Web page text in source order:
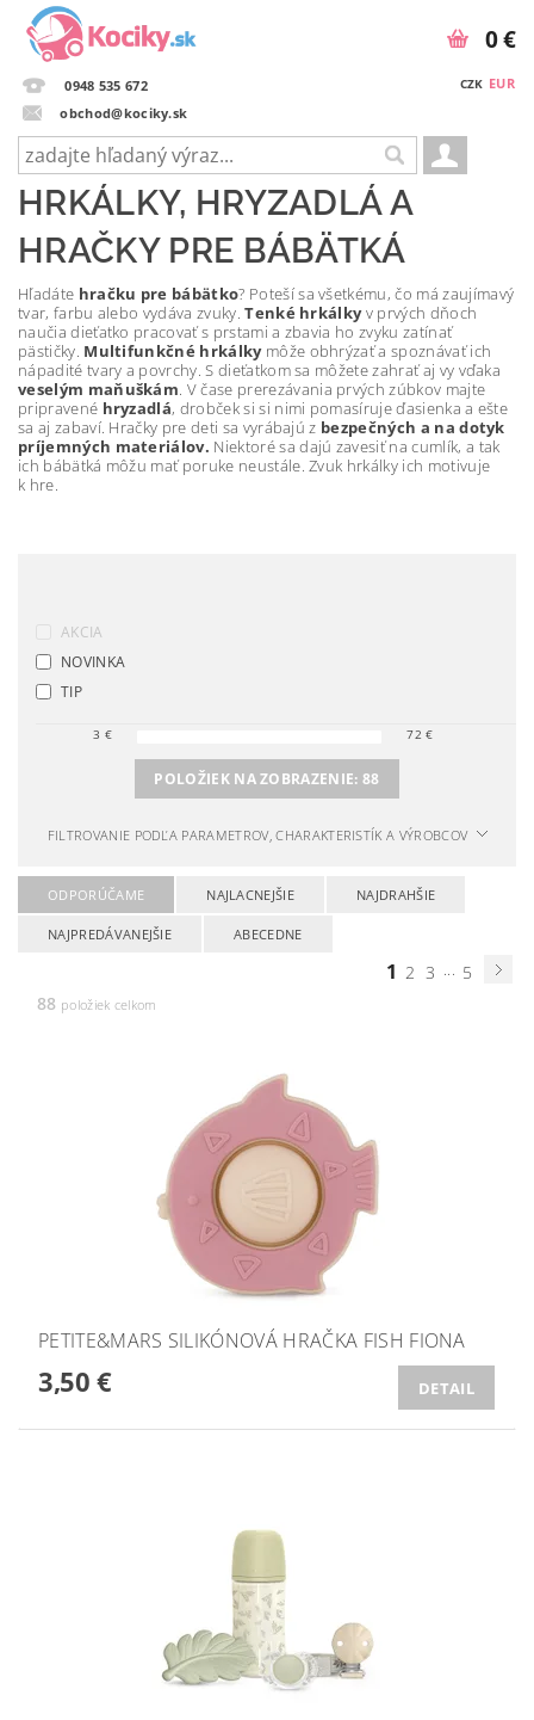
0948 535 672
obchod@kociky.sk
CZK EUR
0 €
HRKÁLKY, HRYZADLÁ A
HRAČKY PRE BÁBÄTKÁ
Hľadáte hračku pre bábätko? Poteší sa všetkému, čo má zaujímavý
tvar, farbu alebo vydáva zvuky.Tenké hrkálkyv prvých dňoch
naučia dieťatko pracovať s prstami a zbavia ho zvyku zatínať
pästičky. Multifunkčné hrkálkymôže obhrýzať a spoznávať ich
nápadité tvary a povrchy. S dieťatkom sa môžete zahrať aj vy vďaka
veselým maňuškám. V čase prerezávania prvých zúbkov majte
pripravené hryzadlá, drobček si si nimi pomasíruje ďasienka a ešte
sa aj zabaví. Hračky pre deti sa vyrábajú z bezpečných a na dotyk
príjemných materiálov. Niektoré sa dajú zavesiť na cumlík, a tak
ich bábätká môžu mať poruke neustále. Zvuk hrkálky ich motivuje
k hre.
AKCIA
NOVINKA
TIP
3 € 72 €
POLOŽIEK NA ZOBRAZENIE:88
FILTROVANIE PODĽA PARAMETROV, CHARAKTERISTÍK A VÝROBCOV
ODPORÚČAME NAJLACNEJŠIE NAJDRAHŠIE
NAJPREDÁVANEJŠIE ABECEDNE
1 2 3 ... 5
88 položiek celkom
PETITE&MARS SILIKÓNOVÁ HRAČKA FISH FIONA
3,50 € DETAIL